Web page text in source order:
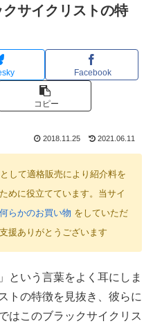
サイクリストの特
Facebook
コピー
2018.11.25 2021.06.11
して適格販売により紹介料を
めに役立てています。当サイ
らかのお買い物 をしていただ
援ありがとうございます
という言葉をよく耳にしま
トの特徴を見抜き、彼らに
はこのブラックサイクリス